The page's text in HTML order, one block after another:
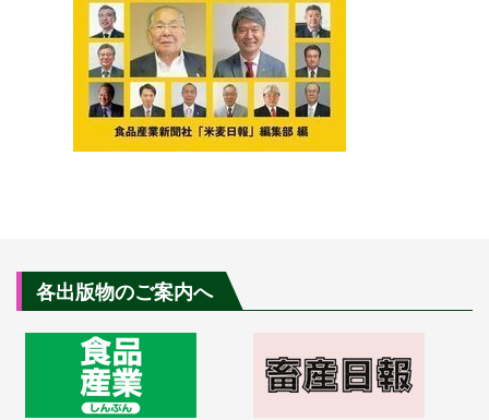
各出版物のご案内へ